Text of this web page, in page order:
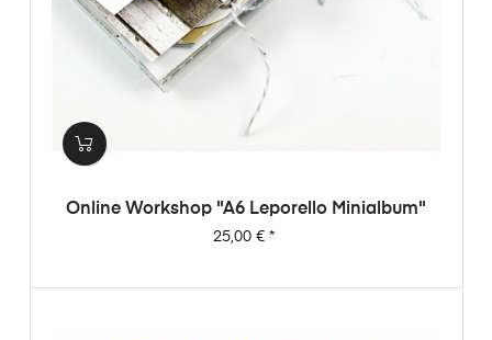
Online Workshop "A6 Leporello Minialbum"
Preis
25,00 €*